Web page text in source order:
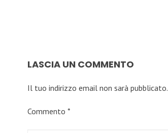
LASCIA UN COMMENTO
Il tuo indirizzo email non sarà pubblicato.
Commento *